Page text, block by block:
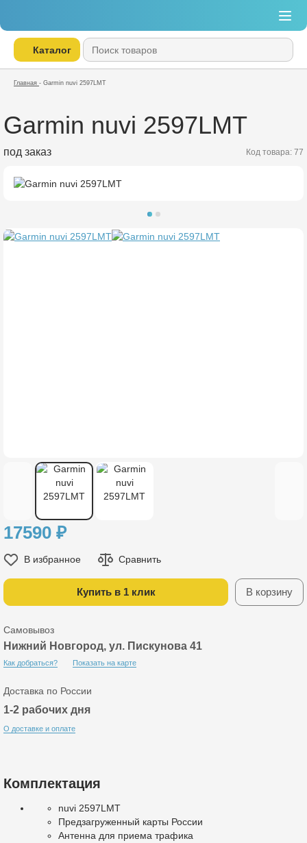
Каталог
Главная - Garmin nuvi 2597LMT
Garmin nuvi 2597LMT
под заказ Код товара: 77
17590 ₽
Купить в 1 клик В корзину
В избранное Сравнить
Самовывоз
Нижний Новгород, ул. Пискунова 41
Как добраться? Показать на карте
Доставка по России
1-2 рабочих дня
О доставке и оплате
Комплектация
nuvi 2597LMT
Предзагруженный карты России
Антенна для приема трафика